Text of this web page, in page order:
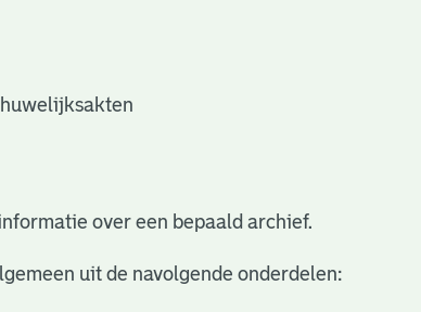
over een bepaald archief.
uit de navolgende onderdelen: